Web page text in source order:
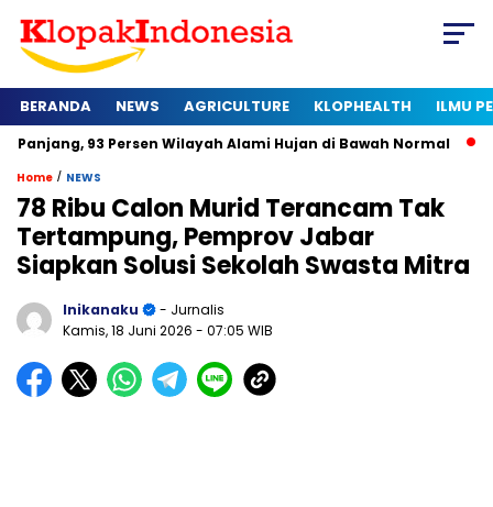
BERANDA NEWS AGRICULTURE KLOPHEALTH ILMU
Wilayah Alami Hujan di Bawah Normal Kapan
Home / NEWS
78 Ribu Calon Murid Terancam Tak
Tertampung, Pemprov Jabar
Siapkan Solusi Sekolah Swasta Mitra
Inikanaku
- Jurnalis
Kamis, 18 Juni 2026 - 07:05 WIB